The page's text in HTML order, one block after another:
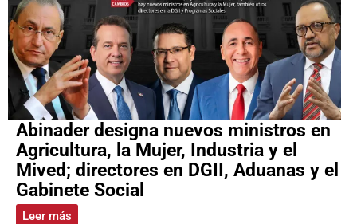
Abinader designa nuevos ministros en
Agricultura, la Mujer, Industria y el
Mived; directores en DGII, Aduanas y el
Gabinete Social
Leer más